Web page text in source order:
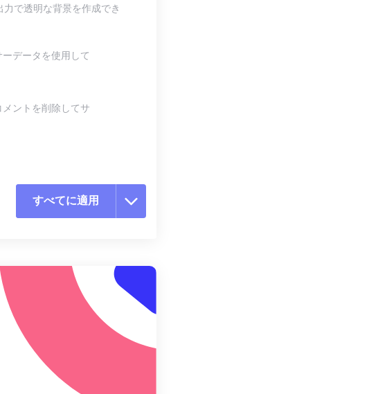
で透明な背景を作成でき
データを使用して
ントを削除してサ
すべてに適用
ットから適用
ットとして保存